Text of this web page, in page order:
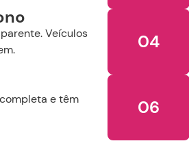
a Localidade
Veículos
04
e têm
06